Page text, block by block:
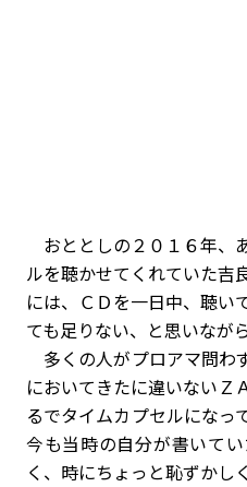
おととしの２０１６年、
ルを聴かせてくれていた吉
には、ＣＤを一日中、聴い
ても足りない、と思いながら
多くの人がプロアマ問わ
においてきたに違いないＺ
るでタイムカプセルになっ
今も当時の自分が書いて
く、時にちょっと恥ずかし